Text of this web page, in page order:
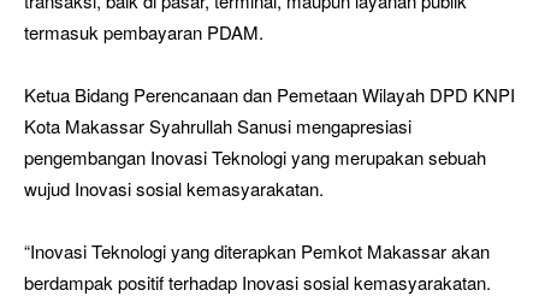
termasuk pembayaran PDAM.
Ketua Bidang Perencanaan dan Pemetaan Wilayah DPD KNPI
Kota Makassar Syahrullah Sanusi mengapresiasi
pengembangan Inovasi Teknologi yang merupakan sebuah
wujud Inovasi sosial kemasyarakatan.
“Inovasi Teknologi yang diterapkan Pemkot Makassar akan
berdampak positif terhadap Inovasi sosial kemasyarakatan.